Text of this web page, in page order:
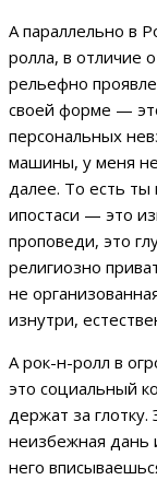
А параллельно в
ролла, в отличие
рельефно
своей форме —
персональных
машины, у меня
далее. То есть
ипостаси — это
проповеди, это
религиозно
не
изнутри,
А рок-н-ролл в
это социальный
держат за
неизбежная дань
него